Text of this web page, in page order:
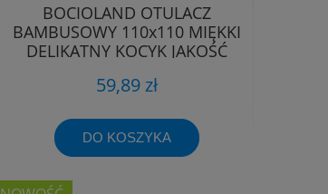
BOCIOLAND OTULACZ
BAMBUSOWY 110x110 MIĘKKI
DELIKATNY KOCYK JAKOŚĆ
59,89 zł
DO KOSZYKA